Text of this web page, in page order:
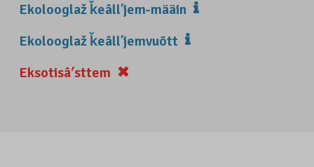
Ekolooglaž ǩeâllʼjem-määin
Ekolooglaž ǩeâllʼjemvuõtt
Eksotisâʹsttem